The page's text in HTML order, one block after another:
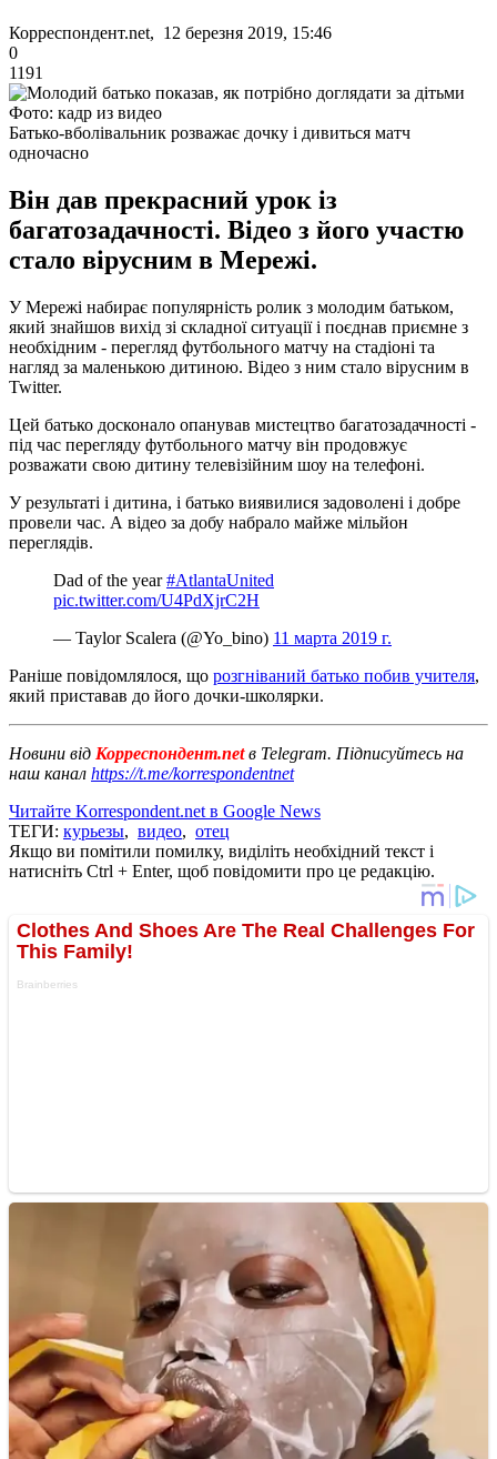
Корреспондент.net, 12 березня 2019, 15:46
0
1191
Фото: кадр из видео
Батько-вболівальник розважає дочку і дивиться матч
одночасно
Він дав прекрасний урок із
багатозадачності. Відео з його участю
стало вірусним в Мережі.
У Мережі набирає популярність ролик з молодим батьком,
який знайшов вихід зі складної ситуації і поєднав приємне з
необхідним - перегляд футбольного матчу на стадіоні та
нагляд за маленькою дитиною. Відео з ним стало вірусним в
Twitter.
Цей батько досконало опанував мистецтво багатозадачності -
під час перегляду футбольного матчу він продовжує
розважати свою дитину телевізійним шоу на телефоні.
У результаті і дитина, і батько виявилися задоволені і добре
провели час. А відео за добу набрало майже мільйон
переглядів.
Dad of the year#AtlantaUnited
pic.twitter.com/U4PdXjrC2H
— Taylor Scalera (@Yo_bino) 11 марта 2019 г.
Раніше повідомлялося, що розгніваний батько побив учителя,
який приставав до його дочки-школярки.
Новини від Корреспондент.netв Telegram. Підписуйтесь на
наш канал https://t.me/korrespondentnet
Читайте Korrespondent.net в Google News
ТЕГИ: курьезы, видео, отец
Якщо ви помітили помилку, виділіть необхідний текст і
натисніть Ctrl + Enter, щоб повідомити про це редакцію.